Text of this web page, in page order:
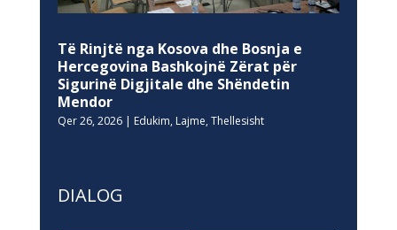
Të Rinjtë nga Kosova dhe Bosnja e
Hercegovina Bashkojnë Zërat për
Sigurinë Digjitale dhe Shëndetin
Mendor
Qer 26, 2026| Edukim, Lajme, Thellesisht
DIALOG